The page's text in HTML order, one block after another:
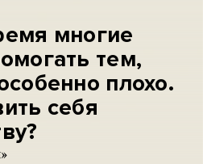
многие
тем,
плохо.
себя